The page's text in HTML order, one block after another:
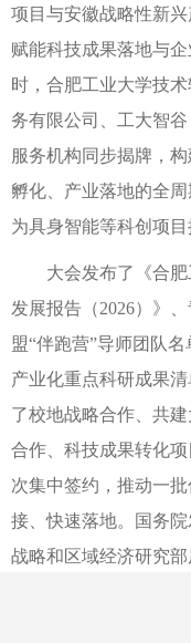
项目与安徽战略性新
赋能科技成果落地与
时，合肥工业大学技
务有限公司、工大智
服务机构同步揭牌，
孵化、产业落地的全周
为具身智能等科创项目
大会发布了《合
发展报告（2026）》
盟“伴跑营”导师团队
产业化重点科研成果
了校地战略合作、共
合作、科技成果转化
次集中签约，推动一
接、快速落地。国务
战略和区域经济研究